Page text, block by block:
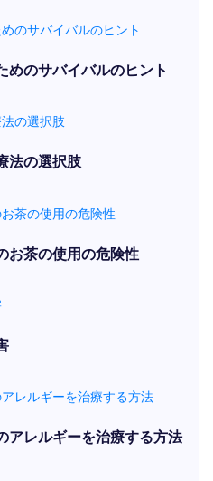
めのサバイバルのヒント
法の選択肢
お茶の使用の危険性
アレルギーを治療する方法